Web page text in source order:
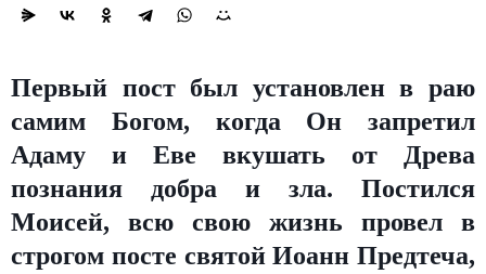
Первый пост был установлен в раю
самим Богом, когда Он запретил
Адаму и Еве вкушать от Древа
познания добра и зла. Постился
Моисей, всю свою жизнь провел в
строгом посте святой Иоанн Предтеча,